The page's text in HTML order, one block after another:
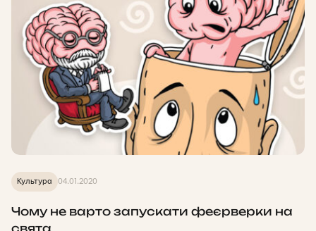
Культура 04.01.2020
Чому не варто запускати феєрверки на
свята